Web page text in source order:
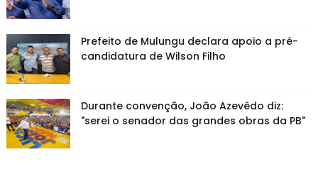
Prefeito de Mulungu declara apoio a pré-
candidatura de Wilson Filho
Durante convenção, João Azevêdo diz:
"serei o senador das grandes obras da PB"